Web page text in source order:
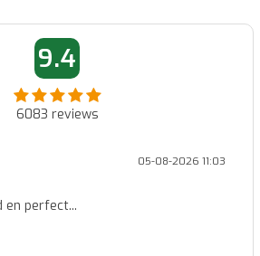
9.4
6083 reviews
05-08-2026 11:03
en perfect...